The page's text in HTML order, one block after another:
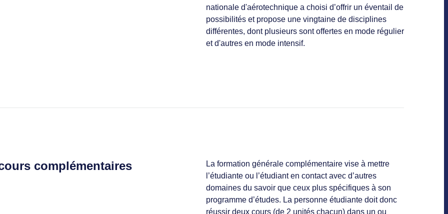
nationale d'aérotechnique a choisi d’offrir un éventail de
possibilités et propose une vingtaine de disciplines
différentes, dont plusieurs sont offertes en mode régulier
et d'autres en mode intensif.
complémentaires
La formation générale complémentaire vise à mettre
l’étudiante ou l’étudiant en contact avec d’autres
domaines du savoir que ceux plus spécifiques à son
programme d’études. La personne étudiante doit donc
réussir deux cours (de 2 unités chacun) dans un ou